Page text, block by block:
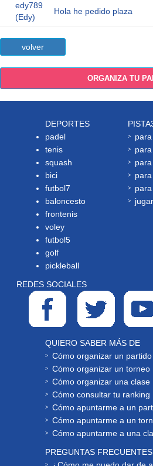
edy789
(Edy)
Hola he pedido plaza
volver
ORGANIZA TU
DEPORTES
padel
tenis
squash
bici
futbol7
baloncesto
frontenis
voley
futbol5
golf
pickleball
REDES SOCIALES
QUIERO SABER MÁS DE
Cómo organizar un partido
Cómo organizar un torneo
Cómo organizar una clase
Cómo consultar tu ranking
Cómo apuntarme a un
Cómo apuntarme a un
Cómo apuntarme a una
PREGUNTAS FRECUENTES